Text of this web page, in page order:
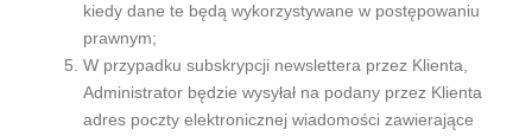
kiedy dane te będą wykorzystywane w postępowaniu
prawnym;
W przypadku subskrypcji newslettera przez Klienta,
Administrator będzie wysyłał na podany przez Klienta
adres poczty elektronicznej wiadomości zawierające